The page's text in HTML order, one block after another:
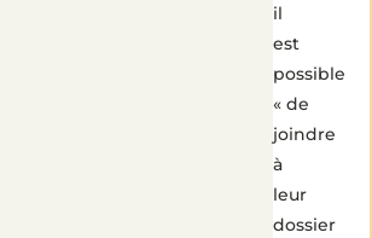
il
est
possible
« de
joindre
à
leur
dossier